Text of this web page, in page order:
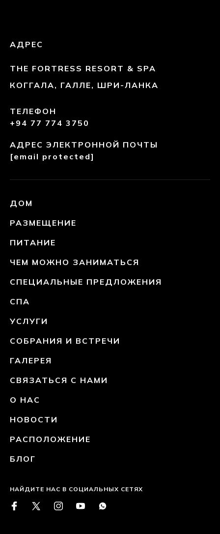
АДРЕС
THE FORTRESS RESORT & SPA
КОГГАЛА, ГАЛЛЕ, ШРИ-ЛАНКА
ТЕЛЕФОН
+94 77 774 3750
АДРЕС ЭЛЕКТРОННОЙ ПОЧТЫ
[email protected]
ДОМ
РАЗМЕЩЕНИЕ
ПИТАНИЕ
ЧЕМ МОЖНО ЗАНИМАТЬСЯ
СПЕЦИАЛЬНЫЕ ПРЕДЛОЖЕНИЯ
СПА
УСЛУГИ
СОБРАНИЯ И ВСТРЕЧИ
ГАЛЕРЕЯ
СВЯЗАТЬСЯ С НАМИ
О НАС
НОВОСТИ
РАСПОЛОЖЕНИЕ
БЛОГ
НАЙДИТЕ НАС В СОЦИАЛЬНЫХ СЕТЯХ